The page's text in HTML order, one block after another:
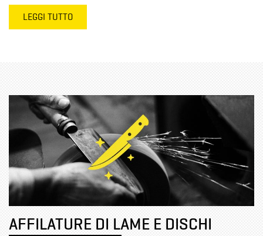
LEGGI TUTTO
AFFILATURE DI LAME E DISCHI